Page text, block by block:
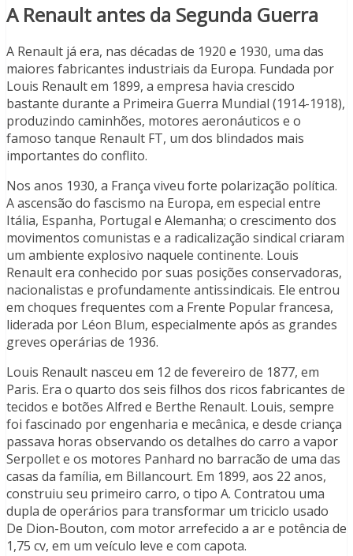
A Renault antes da Segunda Guerra
A Renault já era, nas décadas de 1920 e 1930, uma das
maiores fabricantes industriais da Europa. Fundada por
Louis Renault em 1899, a empresa havia crescido
bastante durante a Primeira Guerra Mundial (1914-1918),
produzindo caminhões, motores aeronáuticos e o
famoso tanque Renault FT, um dos blindados mais
importantes do conflito.
Nos anos 1930, a França viveu forte polarização política.
A ascensão do fascismo na Europa, em especial entre
Itália, Espanha, Portugal e Alemanha; o crescimento dos
movimentos comunistas e a radicalização sindical criaram
um ambiente explosivo naquele continente. Louis
Renault era conhecido por suas posições conservadoras,
nacionalistas e profundamente antissindicais. Ele entrou
em choques frequentes com a Frente Popular francesa,
liderada por Léon Blum, especialmente após as grandes
greves operárias de 1936.
Louis Renault nasceu em 12 de fevereiro de 1877, em
Paris. Era o quarto dos seis filhos dos ricos fabricantes de
tecidos e botões Alfred e Berthe Renault. Louis, sempre
foi fascinado por engenharia e mecânica, e desde criança
passava horas observando os detalhes do carro a vapor
Serpollet e os motores Panhard no barracão de uma das
casas da família, em Billancourt. Em 1899, aos 22 anos,
construiu seu primeiro carro, o tipo A. Contratou uma
dupla de operários para transformar um triciclo usado
De Dion-Bouton, com motor arrefecido a ar e potência de
1,75 cv, em um veículo leve e com capota.